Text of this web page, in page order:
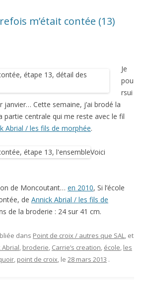
m’était contée (13)
Je
pou
rsui
janvier… Cette semaine, j’ai brodé la
partie centrale qui me reste avec le fil
Abrial / les fils de morphée.
Voici
de Moncoutant… en 2010, Si l’école
de Annick Abrial / les fils de
de la broderie : 24 sur 41 cm.
dans Point de croix / autres que SAL, et
Abrial, broderie, Carrie’s creation, école, les
, point de croix, le 28 mars 2013 .